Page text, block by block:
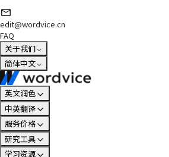
edit@wordvice.cn
FAQ
关于我们
简体中文
英文润色
中英翻译
服务价格
研究工具
学习资源